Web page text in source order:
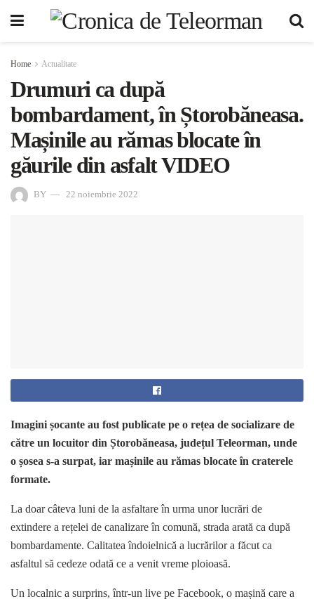
Home Actualitate
Drumuri ca după
bombardament, în Ștorobăneasa.
Mașinile au rămas blocate în
găurile din asfalt VIDEO
BY 22 noiembrie 2022
Imagini șocante au fost publicate pe o rețea de socializare de
către un locuitor din Ștorobăneasa, județul Teleorman, unde
o șosea s-a surpat, iar mașinile au rămas blocate în craterele
formate.
La doar câteva luni de la asfaltare în urma unor lucrări de
extindere a rețelei de canalizare în comună, strada arată ca după
bombardamente. Calitatea îndoielnică a lucrărilor a făcut ca
asfaltul să cedeze odată ce a venit vreme ploioasă.
Un localnic a surprins, într-un live pe Facebook, o mașină care a